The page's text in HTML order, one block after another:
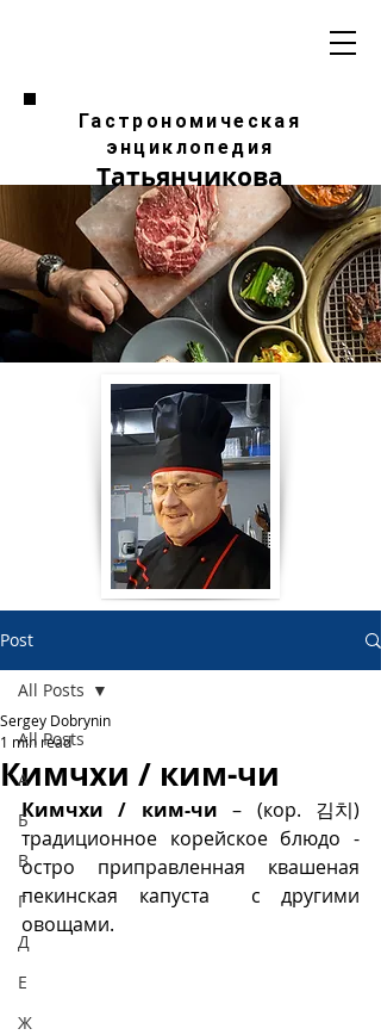
Гастрономическая
энциклопедия
Татьянчикова
Post
All Posts
А
Б
В
Г
Д
Е
Ж
All Posts
Кимчхи / ким-чи
Sergey Dobrynin
1 min read
Кимчхи / ким-чи – (кор. 김치)
традиционное корейское блюдо -
остро приправленная квашеная
пекинская капуста  с другими
овощами.